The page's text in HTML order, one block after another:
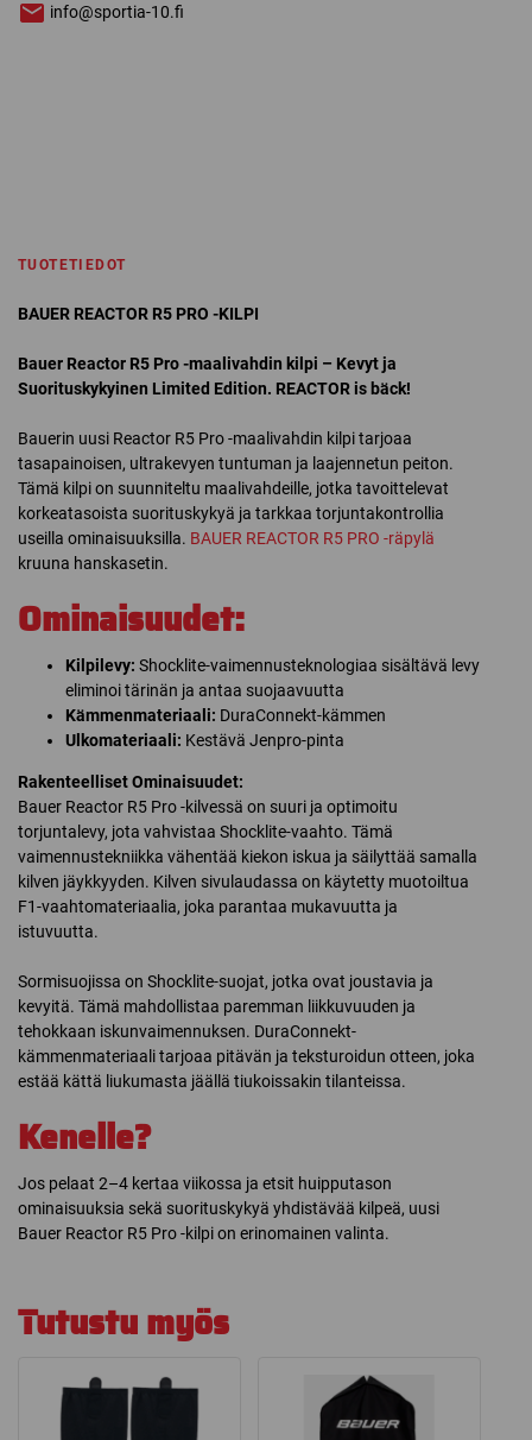
info@sportia-10.fi
TUOTETIEDOT
BAUER REACTOR R5 PRO -KILPI
Bauer Reactor R5 Pro -maalivahdin kilpi – Kevyt ja
Suorituskykyinen Limited Edition. REACTOR is bäck!
Bauerin uusi Reactor R5 Pro -maalivahdin kilpi tarjoaa
tasapainoisen, ultrakevyen tuntuman ja laajennetun peiton.
Tämä kilpi on suunniteltu maalivahdeille, jotka tavoittelevat
korkeatasoista suorituskykyä ja tarkkaa torjuntakontrollia
useilla ominaisuuksilla. BAUER REACTOR R5 PRO -räpylä
kruuna hanskasetin.
Ominaisuudet:
Kilpilevy: Shocklite-vaimennusteknologiaa sisältävä levy
eliminoi tärinän ja antaa suojaavuutta
Kämmenmateriaali: DuraConnekt-kämmen
Ulkomateriaali: Kestävä Jenpro-pinta
Rakenteelliset Ominaisuudet:
Bauer Reactor R5 Pro -kilvessä on suuri ja optimoitu
torjuntalevy, jota vahvistaa Shocklite-vaahto. Tämä
vaimennustekniikka vähentää kiekon iskua ja säilyttää samalla
kilven jäykkyyden. Kilven sivulaudassa on käytetty muotoiltua
F1-vaahtomateriaalia, joka parantaa mukavuutta ja
istuvuutta.
Sormisuojissa on Shocklite-suojat, jotka ovat joustavia ja
kevyitä. Tämä mahdollistaa paremman liikkuvuuden ja
tehokkaan iskunvaimennuksen. DuraConnekt-
kämmenmateriaali tarjoaa pitävän ja teksturoidun otteen, joka
estää kättä liukumasta jäällä tiukoissakin tilanteissa.
Kenelle?
Jos pelaat 2–4 kertaa viikossa ja etsit huipputason
ominaisuuksia sekä suorituskykyä yhdistävää kilpeä, uusi
Bauer Reactor R5 Pro -kilpi on erinomainen valinta.
Tutustu myös